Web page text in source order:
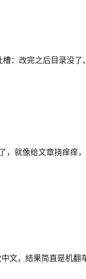
：改完之后目录没
就像给文章挠痒痒
文，结果简直是机翻